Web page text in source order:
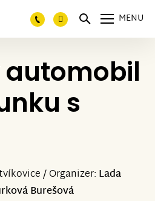
MENU
s
/ Organizer: Lada
Burešová